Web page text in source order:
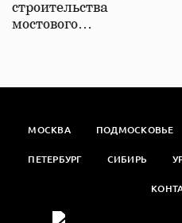
строительства
мостового…
МОСКВА ПОДМОСКОВЬЕ
ПЕТЕРБУРГ СИБИРЬ